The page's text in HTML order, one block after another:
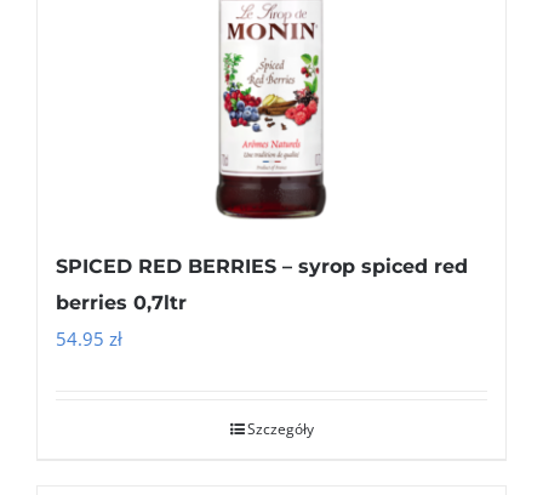
SPICED RED BERRIES – syrop spiced red
berries 0,7ltr
54.95 zł
Szczegóły